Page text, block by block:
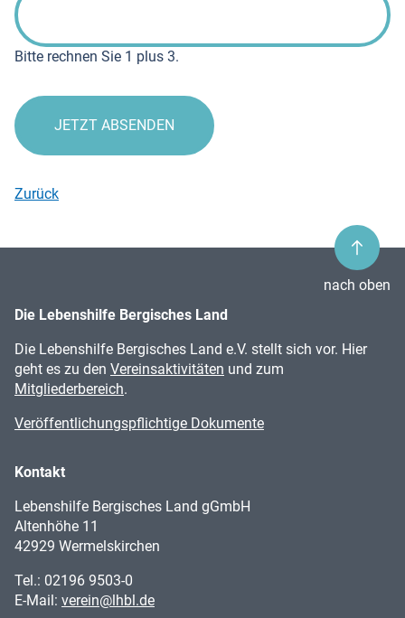
Bitte rechnen Sie 1 plus 3.
JETZT ABSENDEN
Zurück
nach oben
Die Lebenshilfe Bergisches Land
Die Lebenshilfe Bergisches Land e.V. stellt sich vor. Hier
geht es zu den Vereins­aktivitäten und zum
Mitgliederbereich.
Veröffentlichungspflichtige Dokumente
Kontakt
Lebenshilfe Bergisches Land gGmbH
Altenhöhe 11
42929 Wermelskirchen
Tel.: 02196 9503-0
E-Mail: verein@lhbl.de